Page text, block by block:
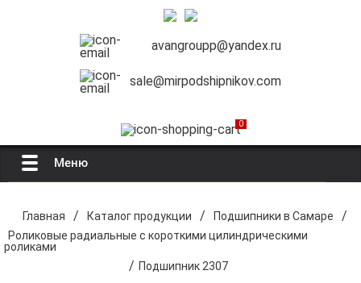
avangroupp@yandex.ru
sale@mirpodshipnikov.com
0
Меню
О компании
Главная / Каталог продукции / Подшипники в Самаре /
Роликовые радиальные с короткими цилиндрическими
роликами
/ Подшипник 2307